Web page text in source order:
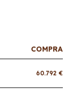
COMPRA
60.792 €